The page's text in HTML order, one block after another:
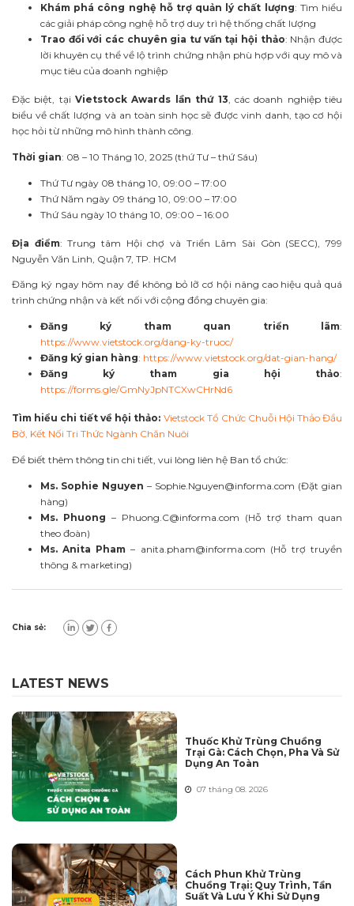
Khám phá công nghệ hỗ trợ quản lý chất lượng: Tìm hiểu
các giải pháp công nghệ hỗ trợ duy trì hệ thống chất lượng
Trao đổi với các chuyên gia tư vấn tại hội thảo: Nhận được
lời khuyên cụ thể về lộ trình chứng nhận phù hợp với quy mô và
mục tiêu của doanh nghiệp
Đặc biệt, tạiVietstock Awards lần thứ 13 , các doanh nghiệp tiêu
biểu về chất lượng và an toàn sinh học sẽ được vinh danh, tạo cơ hội
học hỏi từ những mô hình thành công.
Thời gian: 08 – 10 Tháng 10, 2025 (thứ Tư – thứ Sáu)
Thứ Tư ngày 08 tháng 10, 09:00 – 17:00
Thứ Năm ngày 09 tháng 10, 09:00 – 17:00
Thứ Sáu ngày 10 tháng 10, 09:00 – 16:00
Địa điểm: Trung tâm Hội chợ và Triển Lãm Sài Gòn (SECC), 799
Nguyễn Văn Linh, Quận 7, TP. HCM
Đăng ký ngay hôm nay để không bỏ lỡ cơ hội nâng cao hiệu quả quá
trình chứng nhận và kết nối với cộng đồng chuyên gia:
Đăng ký tham quan triển lãm:
https://www.vietstock.org/dang-ky-truoc/
Đăng ký gian hàng: https://www.vietstock.org/dat-gian-hang/
Đăng ký tham gia hội thảo:
https://forms.gle/GmNyJpNTCXwCHrNd6
Tìm hiểu chi tiết về hội thảo: Vietstock Tổ Chức Chuỗi Hội Thảo Đầu
Bờ, Kết Nối Tri Thức Ngành Chăn Nuôi
Để biết thêm thông tin chi tiết, vui lòng liên hệ Ban tổ chức:
Ms. Sophie Nguyen – Sophie.Nguyen@informa.com (Đặt gian
hàng)
Ms. Phuong – Phuong.C@informa.com (Hỗ trợ tham quan
theo đoàn)
Ms. Anita Pham – anita.pham@informa.com (Hỗ trợ truyền
thông & marketing)
Chia sẻ:
LATEST NEWS
Thuốc Khử Trùng Chuồng
Trại Gà: Cách Chọn, Pha Và Sử
Dụng An Toàn
07 tháng 08. 2026
Cách Phun Khử Trùng
Chuồng Trại: Quy Trình, Tần
Suất Và Lưu Ý Khi Sử Dụng